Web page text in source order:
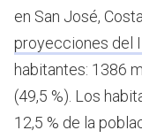
en San José,
proyecciones del
habitantes: 1386
(49,5 %). Los
12,5 % de la